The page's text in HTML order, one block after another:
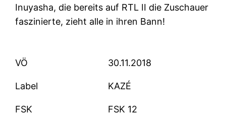
Inuyasha, die bereits auf RTL II die Zuschauer
faszinierte, zieht alle in ihren Bann!
VÖ 30.11.2018
Label KAZÉ
FSK FSK 12